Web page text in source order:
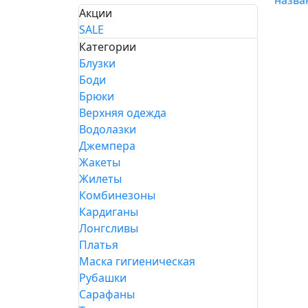
Акции
SALE
Категории
Блузки
Боди
Брюки
Верхняя одежда
Водолазки
Джемпера
Жакеты
Жилеты
Комбинезоны
Кардиганы
Лонгсливы
Платья
Маска гигиеническая
Рубашки
Сарафаны